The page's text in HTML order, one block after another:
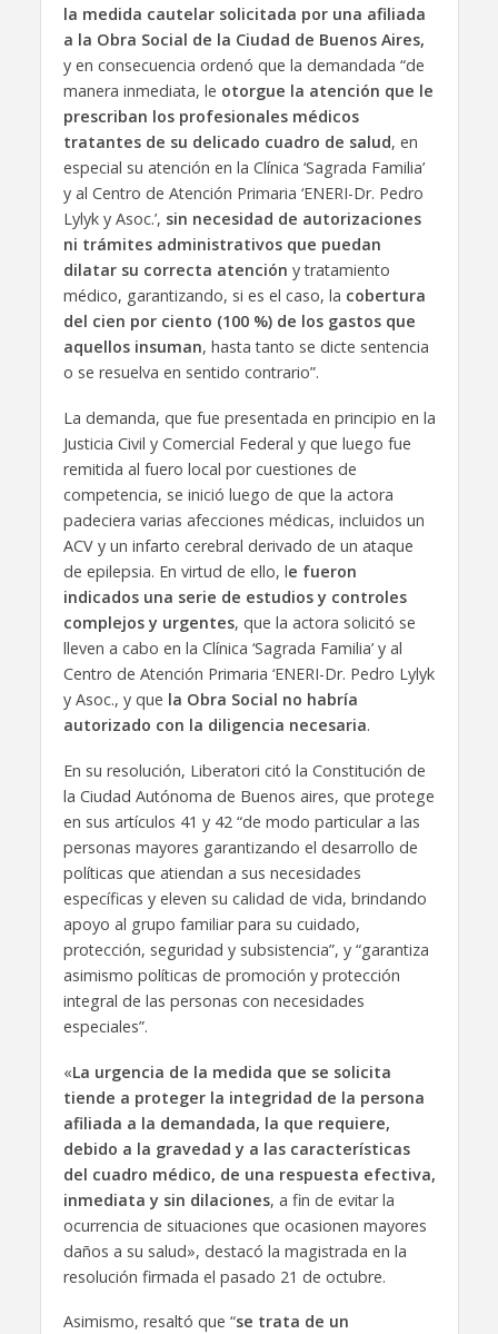
la medida cautelar solicitada por una afiliada
a la Obra Social de la Ciudad de Buenos Aires,
y en consecuencia ordenó que la demandada “de
manera inmediata, le otorgue la atención que le
prescriban los profesionales médicos
tratantes de su delicado cuadro de salud, en
especial su atención en la Clínica ‘Sagrada Familia’
y al Centro de Atención Primaria ‘ENERI-Dr. Pedro
Lylyk y Asoc.’, sin necesidad de autorizaciones
ni trámites administrativos que puedan
dilatar su correcta atención y tratamiento
médico, garantizando, si es el caso, la cobertura
del cien por ciento (100 %) de los gastos que
aquellos insuman, hasta tanto se dicte sentencia
o se resuelva en sentido contrario”.
La demanda, que fue presentada en principio en la
Justicia Civil y Comercial Federal y que luego fue
remitida al fuero local por cuestiones de
competencia, se inició luego de que la actora
padeciera varias afecciones médicas, incluidos un
ACV y un infarto cerebral derivado de un ataque
de epilepsia. En virtud de ello, le fueron
indicados una serie de estudios y controles
complejos y urgentes, que la actora solicitó se
lleven a cabo en la Clínica ‘Sagrada Familia’ y al
Centro de Atención Primaria ‘ENERI-Dr. Pedro Lylyk
y Asoc., y que la Obra Social no habría
autorizado con la diligencia necesaria.
En su resolución, Liberatori citó la Constitución de
la Ciudad Autónoma de Buenos aires, que protege
en sus artículos 41 y 42 “de modo particular a las
personas mayores garantizando el desarrollo de
políticas que atiendan a sus necesidades
específicas y eleven su calidad de vida, brindando
apoyo al grupo familiar para su cuidado,
protección, seguridad y subsistencia”, y “garantiza
asimismo políticas de promoción y protección
integral de las personas con necesidades
especiales”.
«La urgencia de la medida que se solicita
tiende a proteger la integridad de la persona
afiliada a la demandada, la que requiere,
debido a la gravedad y a las características
del cuadro médico, de una respuesta efectiva,
inmediata y sin dilaciones, a fin de evitar la
ocurrencia de situaciones que ocasionen mayores
daños a su salud», destacó la magistrada en la
resolución firmada el pasado 21 de octubre.
Asimismo, resaltó que “se trata de un